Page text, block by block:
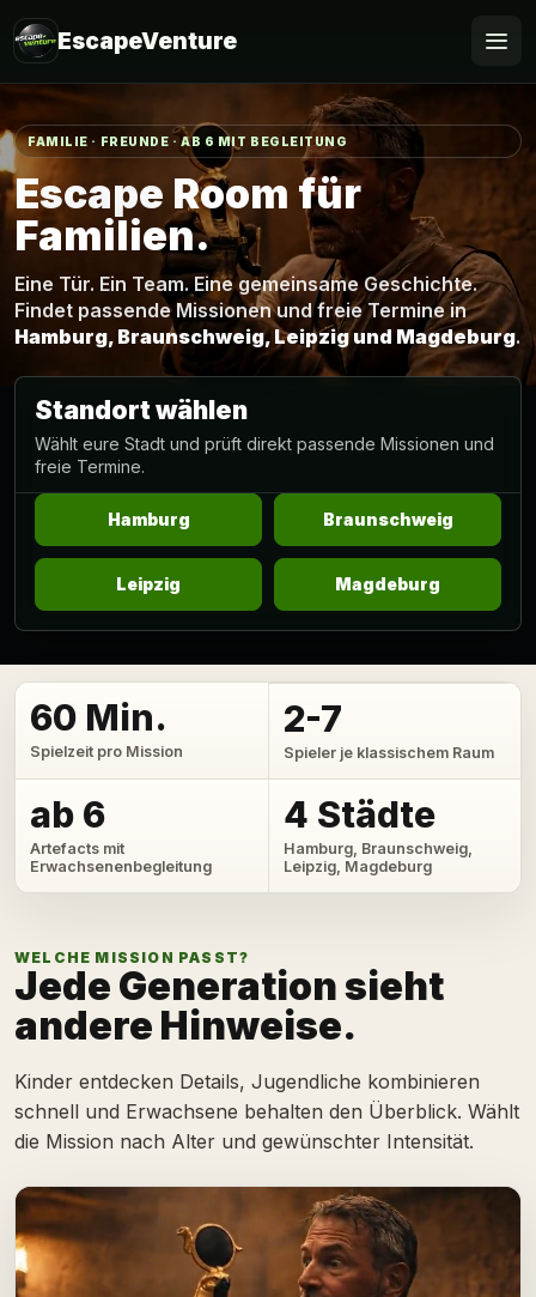
EscapeVenture
Escape
Gutschein
Business
FAQ
FAMILIE · FREUNDE · AB 6 MIT BEGLEITUNG
Escape Room für
Familien.
Eine Tür. Ein Team. Eine gemeinsame Geschichte.
Findet passende Missionen und freie Termine in
Hamburg, Braunschweig, Leipzig und Magdeburg.
Standort wählen
Wählt eure Stadt und prüft direkt passende Missionen und
freie Termine.
Hamburg Braunschweig
Leipzig Magdeburg
60 Min.
Spielzeit pro Mission
2-7
Spieler je klassischem Raum
ab 6
Artefacts mit
Erwachsenenbegleitung
4 Städte
Hamburg, Braunschweig,
Leipzig, Magdeburg
WELCHE MISSION PASST?
Jede Generation sieht
andere Hinweise.
Kinder entdecken Details, Jugendliche kombinieren
schnell und Erwachsene behalten den Überblick. Wählt
die Mission nach Alter und gewünschter Intensität.